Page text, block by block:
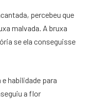
percebeu que
malvada. A bruxa
se ela conseguisse
habilidade para
a flor